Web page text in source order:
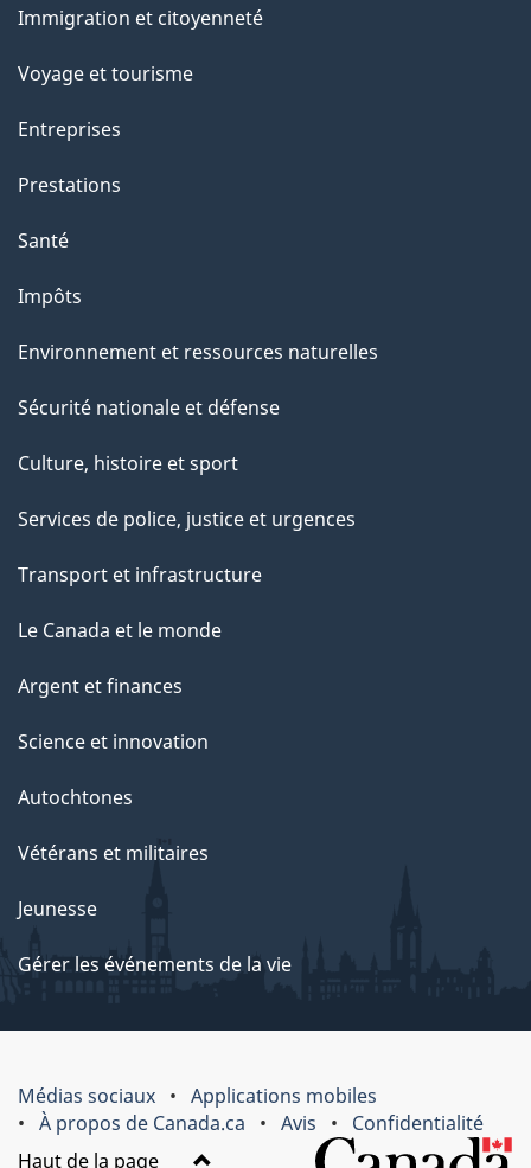
sujets
Immigration et citoyenneté
Voyage et tourisme
Entreprises
Prestations
Santé
Impôts
Environnement et ressources naturelles
Sécurité nationale et défense
Culture, histoire et sport
Services de police, justice et urgences
Transport et infrastructure
Le Canada et le monde
Argent et finances
Science et innovation
Autochtones
Vétérans et militaires
Jeunesse
Gérer les événements de la vie
Médias sociaux
Applications mobiles
À propos de Canada.ca
Avis
Confidentialité
Haut de la page